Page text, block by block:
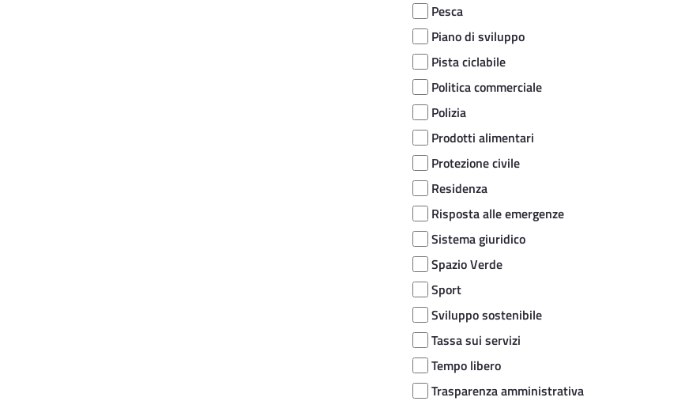
Pesca
Piano di sviluppo
Pista ciclabile
Politica commerciale
Polizia
Prodotti alimentari
Protezione civile
Residenza
Risposta alle emergenze
Sistema giuridico
Spazio Verde
Sport
Sviluppo sostenibile
Tassa sui servizi
Tempo libero
Trasparenza amministrativa